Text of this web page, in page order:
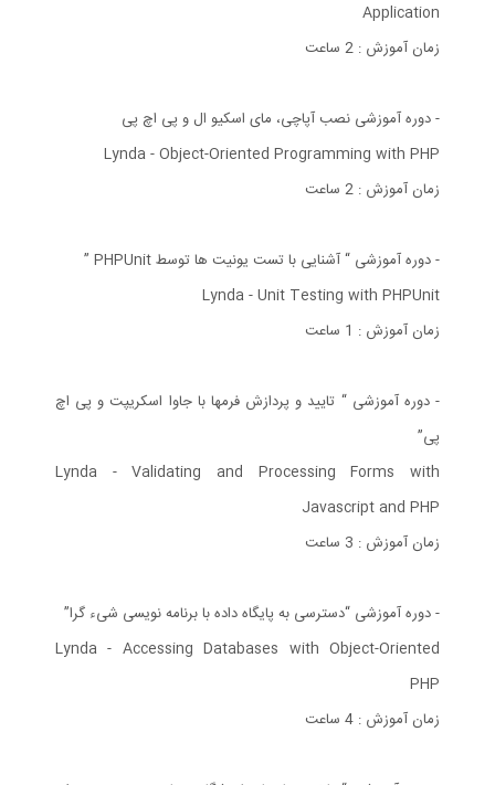
Application
زمان آموزش : 2 ساعت
- دوره آموزشی نصب آپاچی، مای اسکیو ال و پی اچ پی
Lynda - Object-Oriented Programming with PHP
زمان آموزش : 2 ساعت
- دوره آموزشی “ آشنایی با تست یونیت ها توسط PHPUnit ”
Lynda - Unit Testing with PHPUnit
زمان آموزش : 1 ساعت
- دوره آموزشی “ تایید و پردازش فرمها با جاوا اسکریپت و پی اچ
پی”
Lynda - Validating and Processing Forms with
Javascript and PHP
زمان آموزش : 3 ساعت
- دوره آموزشی “دسترسی به پایگاه داده با برنامه نویسی شیء گرا”
Lynda - Accessing Databases with Object-Oriented
PHP
زمان آموزش : 4 ساعت